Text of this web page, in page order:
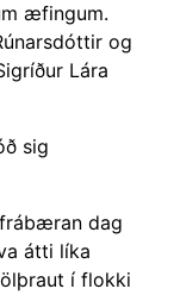
æfingum.
og
Lára
sig
dag
átti líka
í flokki